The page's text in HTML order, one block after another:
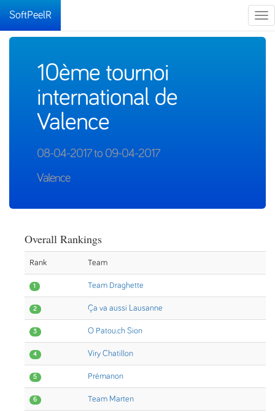
SoftPeelR
10ème tournoi
international de
Valence
08-04-2017 to 09-04-2017
Valence
Overall Rankings
Rank Team
1 Team Draghette
2 Ça va aussi Lausanne
3 O Patou.ch Sion
4 Viry Chatillon
5 Prémanon
6 Team Marten